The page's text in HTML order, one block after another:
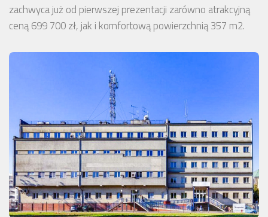
zachwyca już od pierwszej prezentacji zarówno atrakcyjną
ceną 699 700 zł, jak i komfortową powierzchnią 357 m2.